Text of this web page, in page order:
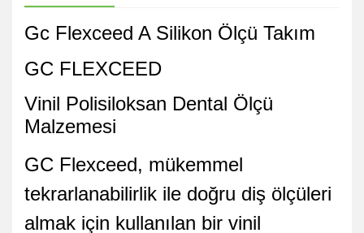
Gc Flexceed A Silikon Ölçü Takım
GC FLEXCEED
Vinil Polisiloksan Dental Ölçü
Malzemesi
GC Flexceed, mükemmel
tekrarlanabilirlik ile doğru diş ölçüleri
almak için kullanılan bir vinil